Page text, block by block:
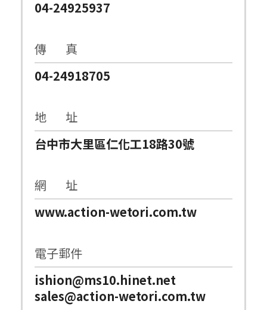
04-24925937
傳 真
04-24918705
地 址
台中市大里區仁化工18路30號
網 址
www.action-wetori.com.tw
電子郵件
ishion@ms10.hinet.net
sales@action-wetori.com.tw